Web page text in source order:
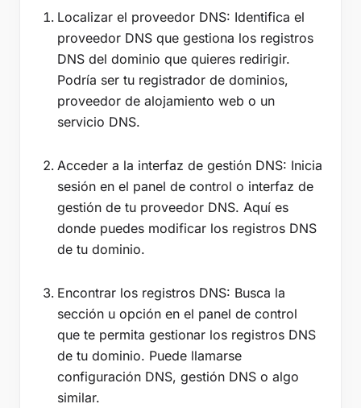
Localizar el proveedor DNS: Identifica el
proveedor DNS que gestiona los registros
DNS del dominio que quieres redirigir.
Podría ser tu registrador de dominios,
proveedor de alojamiento web o un
servicio DNS.
Acceder a la interfaz de gestión DNS: Inicia
sesión en el panel de control o interfaz de
gestión de tu proveedor DNS. Aquí es
donde puedes modificar los registros DNS
de tu dominio.
Encontrar los registros DNS: Busca la
sección u opción en el panel de control
que te permita gestionar los registros DNS
de tu dominio. Puede llamarse
configuración DNS, gestión DNS o algo
similar.